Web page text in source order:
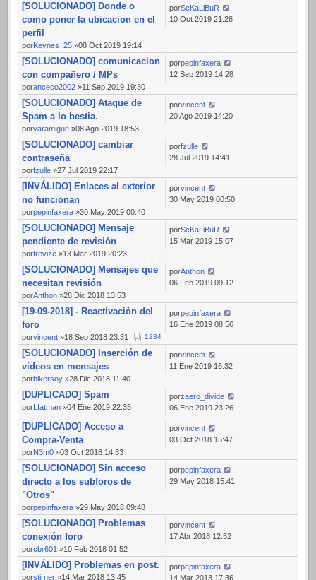
[SOLUCIONADO] Donde o
como poner la ubicacion en el
perfil
porKeynes_25 »08 Oct 2019 19:14
porScKaLiBuR
10 Oct 2019 21:28
[SOLUCIONADO] comunicacion
con compañero / MPs
poranceco2002 »11 Sep 2019 19:30
porpepinfaxera
12 Sep 2019 14:28
[SOLUCIONADO] Ataque de
Spam a lo bestia.
porvaramigue »08 Ago 2019 18:53
porvincent
20 Ago 2019 14:20
[SOLUCIONADO] cambiar
contraseña
porfzulle »27 Jul 2019 22:17
porfzulle
28 Jul 2019 14:41
[INVÁLIDO] Enlaces al exterior
no funcionan
porpepinfaxera »30 May 2019 00:40
porvincent
30 May 2019 00:50
[SOLUCIONADO] Mensaje
pendiente de revisión
portrevize »13 Mar 2019 20:23
porScKaLiBuR
15 Mar 2019 15:07
[SOLUCIONADO] Mensajes que
necesitan revisión
porAnthon »28 Dic 2018 13:53
porAnthon
06 Feb 2019 09:12
[19-09-2018] - Reactivación del
foro
porvincent »18 Sep 2018 23:31 1234
porpepinfaxera
16 Ene 2019 08:56
[SOLUCIONADO] Inserción de
vídeos en mensajes
porbikersoy »28 Dic 2018 11:40
porvincent
11 Ene 2019 16:32
[DUPLICADO] Spam
porLfatman »04 Ene 2019 22:35
porzaero_divide
06 Ene 2019 23:26
[DUPLICADO] Acceso a
Compra-Venta
porN3m0 »03 Oct 2018 14:33
porvincent
03 Oct 2018 15:47
[SOLUCIONADO] Sin acceso
directo a los subforos de
"Otros"
porpepinfaxera »29 May 2018 09:48
porpepinfaxera
29 May 2018 15:41
[SOLUCIONADO] Problemas
conexión foro
porcbr601 »10 Feb 2018 01:52
porvincent
17 Abr 2018 12:52
[INVÁLIDO] Problemas en post.
porstirner »14 Mar 2018 13:45
porpepinfaxera
14 Mar 2018 17:36